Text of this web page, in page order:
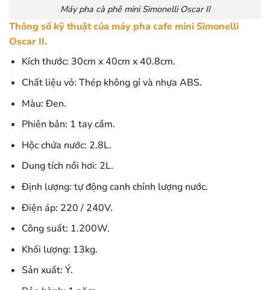
Máy pha cà phê mini Simonelli Oscar II
Thông số kỹ thuật của máy pha cafe mini Simonelli
Oscar II.
Kích thước: 30cm x 40cm x 40.8cm.
Chất liệu vỏ: Thép không gỉ và nhựa ABS.
Màu: Đen.
Phiên bản: 1 tay cầm.
Hộc chứa nước: 2.8L.
Dung tích nồi hơi: 2L.
Định lượng: tự động canh chỉnh lượng nước.
Điện áp: 220 / 240V.
Công suất: 1.200W.
Khối lượng: 13kg.
Sản xuất: Ý.